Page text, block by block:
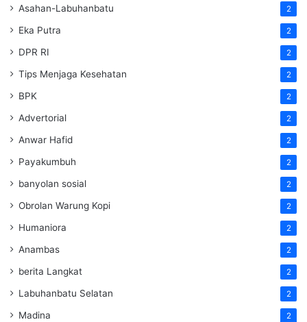
Asahan-Labuhanbatu 2
Eka Putra 2
DPR RI 2
Tips Menjaga Kesehatan 2
BPK 2
Advertorial 2
Anwar Hafid 2
Payakumbuh 2
banyolan sosial 2
Obrolan Warung Kopi 2
Humaniora 2
Anambas 2
berita Langkat 2
Labuhanbatu Selatan 2
Madina 2